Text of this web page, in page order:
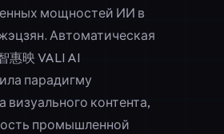
мощностей ИИ в
Автоматическая
惠映 VALI AI
парадигму
визуального контента,
промышленной